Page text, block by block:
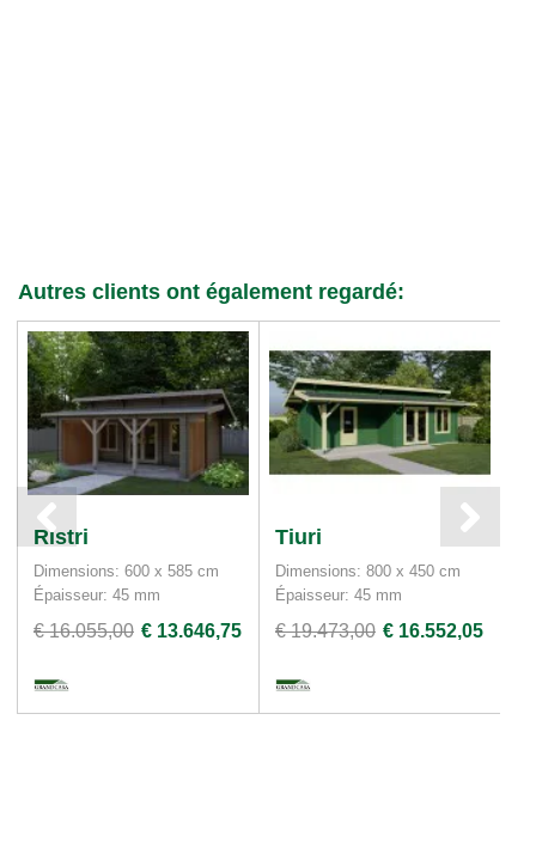
Autres clients ont également regardé:
Ristri
Dimensions: 600 x 585 cm
Épaisseur: 45 mm
€ 16.055,00 € 13.646,75
Tiuri
Dimensions: 800 x 450 cm
Épaisseur: 45 mm
€ 19.473,00 € 16.552,05